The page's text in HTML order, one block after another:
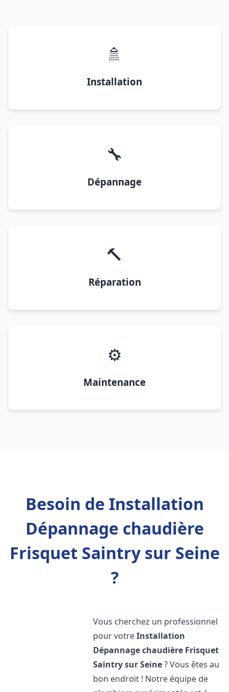
🚿
Installation
🔧
Dépannage
🔨
Réparation
⚙️
Maintenance
Besoin de Installation
Dépannage chaudière
Frisquet Saintry sur Seine
?
Vous cherchez un professionnel
pour votreInstallation
Dépannage chaudière Frisquet
Saintry sur Seine? Vous êtes au
bon endroit ! Notre équipe de